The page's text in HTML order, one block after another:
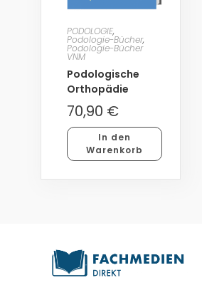
PODOLOGIE,
Podologie-Bücher,
Podologie-Bücher
VNM
Podologische
Orthopädie
70,90 €
In den
Warenkorb